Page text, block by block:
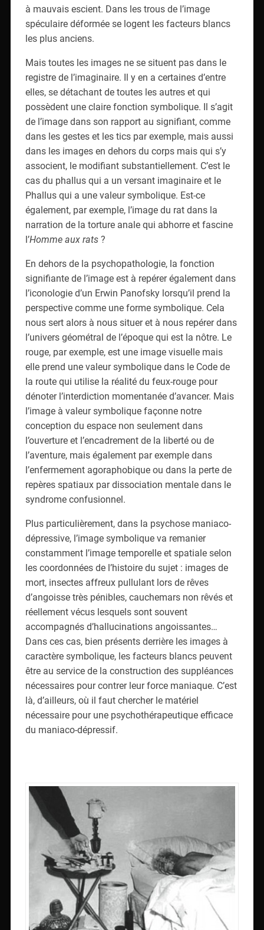
à mauvais escient. Dans les trous de l’image
spéculaire déformée se logent les facteurs blancs
les plus anciens.
Mais toutes les images ne se situent pas dans le
registre de l’imaginaire. Il y en a certaines d’entre
elles, se détachant de toutes les autres et qui
possèdent une claire fonction symbolique. Il s’agit
de l’image dans son rapport au signifiant, comme
dans les gestes et les tics par exemple, mais aussi
dans les images en dehors du corps mais qui s’y
associent, le modifiant substantiellement. C’est le
cas du phallus qui a un versant imaginaire et le
Phallus qui a une valeur symbolique. Est-ce
également, par exemple, l’image du rat dans la
narration de la torture anale qui abhorre et fascine
l’Homme aux rats ?
En dehors de la psychopathologie, la fonction
signifiante de l’image est à repérer également dans
l’iconologie d’un Erwin Panofsky lorsqu’il prend la
perspective comme une forme symbolique. Cela
nous sert alors à nous situer et à nous repérer dans
l’univers géométral de l’époque qui est la nôtre. Le
rouge, par exemple, est une image visuelle mais
elle prend une valeur symbolique dans le Code de
la route qui utilise la réalité du feux-rouge pour
dénoter l’interdiction momentanée d’avancer. Mais
l’image à valeur symbolique façonne notre
conception du espace non seulement dans
l’ouverture et l’encadrement de la liberté ou de
l’aventure, mais également par exemple dans
l’enfermement agoraphobique ou dans la perte de
repères spatiaux par dissociation mentale dans le
syndrome confusionnel.
Plus particulièrement, dans la psychose maniaco-
dépressive, l’image symbolique va remanier
constamment l’image temporelle et spatiale selon
les coordonnées de l’histoire du sujet : images de
mort, insectes affreux pullulant lors de rêves
d’angoisse très pénibles, cauchemars non rêvés et
réellement vécus lesquels sont souvent
accompagnés d’hallucinations angoissantes…
Dans ces cas, bien présents derrière les images à
caractère symbolique, les facteurs blancs peuvent
être au service de la construction des suppléances
nécessaires pour contrer leur force maniaque. C’est
là, d’ailleurs, où il faut chercher le matériel
nécessaire pour une psychothérapeutique efficace
du maniaco-dépressif.